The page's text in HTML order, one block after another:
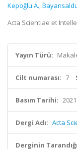
Kepoğlu A.,
Acta Scientiae et
Yayın Türü:
Cilt numarası: 7
Basım Tarihi: 2021
Dergi Adı: Acta
Derginin